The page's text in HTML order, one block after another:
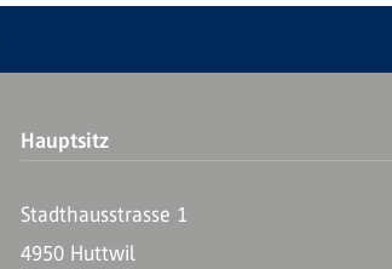
Hauptsitz
Stadthausstrasse 1
4950 Huttwil